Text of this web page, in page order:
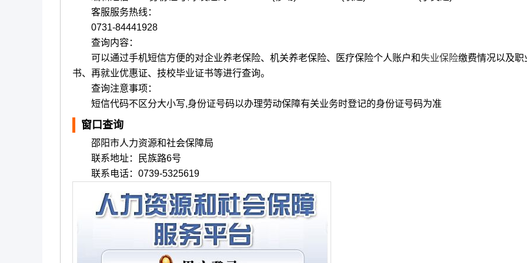
客服服务热线：
0731-84441928
查询内容：
可以通过手机短信方便的对企业养老保险、机关养老保险、医疗保险个人账户和失业保险缴费情况以及职
书、再就业优惠证、技校毕业证书等进行查询。
查询注意事项：
短信代码不区分大小写,身份证号码以办理劳动保障有关业务时登记的身份证号码为准
窗口查询
邵阳市人力资源和社会保障局
联系地址：民族路6号
联系电话：0739-5325619